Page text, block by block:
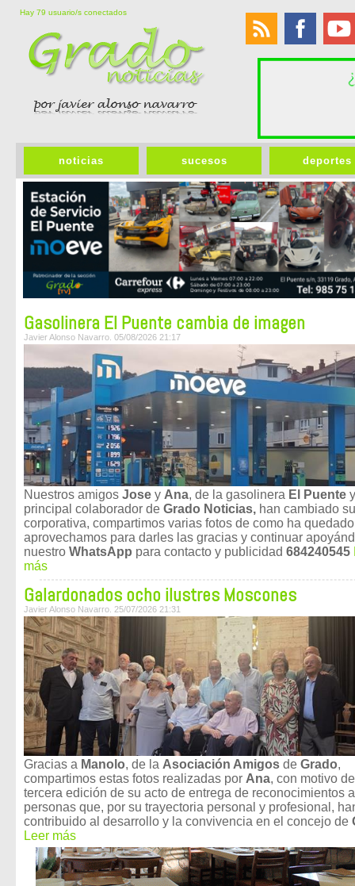
Hay 79 usuario/s conectados
noticias sucesos deportes
Gasolinera El Puente cambia de imagen
Javier Alonso Navarro. 05/08/2026 21:17
Nuestros amigos Jose y Ana, de la gasolinera El Puente y
principal colaborador de Grado Noticias, han cambiado
corporativa, compartimos varias fotos de como ha
aprovechamos para darles las gracias y continuar
nuestro WhatsApp para contacto y publicidad 684240545
más
Galardonados ocho ilustres Moscones
Javier Alonso Navarro. 25/07/2026 21:31
Gracias a Manolo, de la Asociación Amigos de Grado,
compartimos estas fotos realizadas por Ana, con motivo
tercera edición de su acto de entrega de reconocimientos a
personas que, por su trayectoria personal y profesional,
contribuido al desarrollo y la convivencia en el concejo de
Leer más